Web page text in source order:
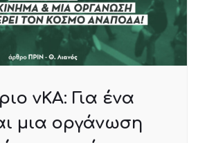
νΚΑ: Για ένα
μια οργάνωση